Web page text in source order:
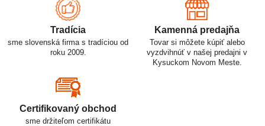
Tradícia
sme slovenská firma s tradíciou od
roku 2009.
Kamenná predajňa
Tovar si môžete kúpiť alebo
vyzdvihnúť v našej predajni v
Kysuckom Novom Meste.
Certifikovaný obchod
sme držiteľom certifikátu